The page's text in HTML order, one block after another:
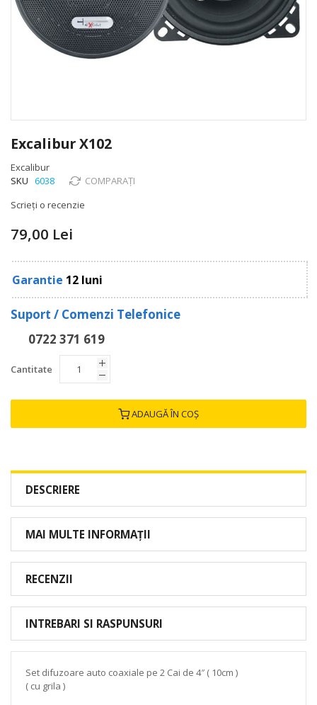
to
the
beginning
of
images
Excalibur X102
Excalibur
SKU 6038
COMPARAȚI
Scrieți o recenzie
79,00 Lei
Garantie 12 luni
Suport / Comenzi Telefonice
0722 371 619
Cantitate
ADAUGĂ ÎN COȘ
DESCRIERE
MAI MULTE INFORMAȚII
RECENZII
INTREBARI SI RASPUNSURI
Set difuzoare auto coaxiale pe 2 Cai de 4″ ( 10cm )
( cu grila )